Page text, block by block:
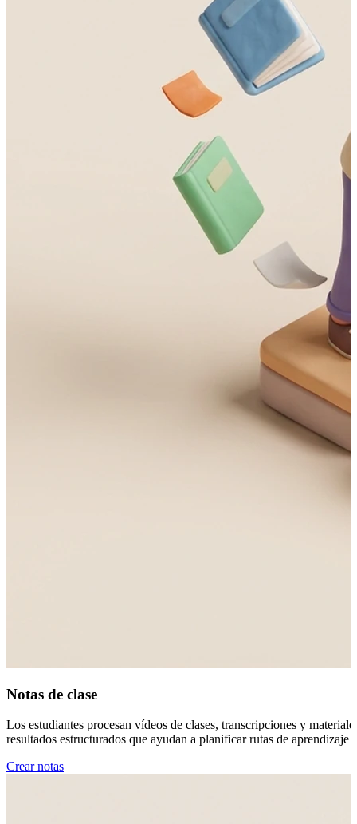
Notas de clase
Los estudiantes procesan vídeos de clases, transcripciones y
resultados estructurados que ayudan a planificar rutas de
Crear notas